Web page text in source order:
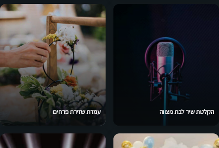
הקלטת שיר לבת מצווה עמדת שזירת פרחים